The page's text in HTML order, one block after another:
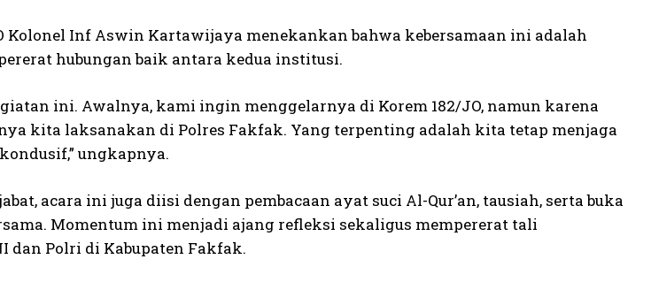
Kolonel Inf Aswin Kartawijaya menekankan bahwa kebersamaan ini adalah
hubungan baik antara kedua institusi.
ini. Awalnya, kami ingin menggelarnya di Korem 182/JO, namun karena
kita laksanakan di Polres Fakfak. Yang terpenting adalah kita tetap menjaga
ungkapnya.
acara ini juga diisi dengan pembacaan ayat suci Al-Qur’an, tausiah, serta buka
Momentum ini menjadi ajang refleksi sekaligus mempererat tali
Polri di Kabupaten Fakfak.